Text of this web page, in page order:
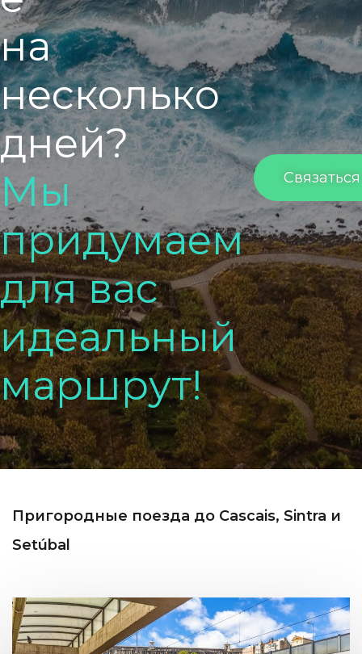
на
несколько
дней?
Мы
придумаем
для вас
идеальный
маршрут!
Связаться
Пригородные поезда до Cascais, Sintra и
Setúbal